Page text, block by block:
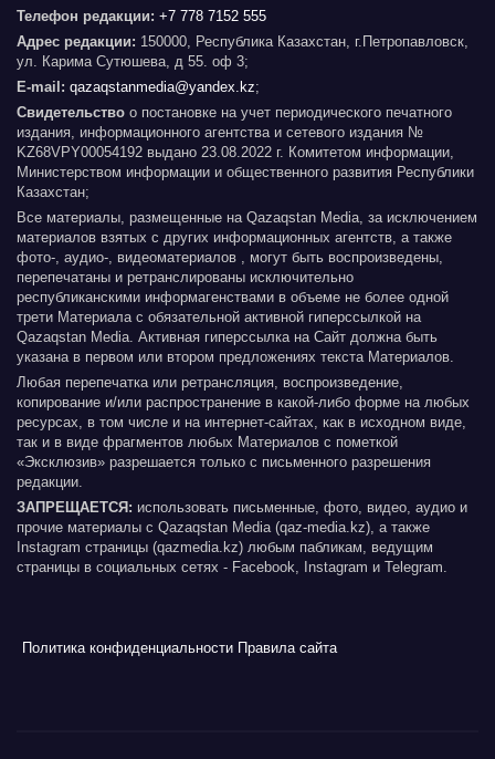
Телефон редакции: +7 778 7152 555
Адрес редакции: 150000, Республика Казахстан, г.Петропавловск,
ул. Карима Сутюшева, д 55. оф 3;
E-mail: qazaqstanmedia@yandex.kz;
Свидетельство о постановке на учет периодического печатного
издания, информационного агентства и сетевого издания №
KZ68VPY00054192 выдано 23.08.2022 г. Комитетом информации,
Министерством информации и общественного развития Республики
Казахстан;
Все материалы, размещенные на Qazaqstan Media, за исключением
материалов взятых с других информационных агентств, а также
фото-, аудио-, видеоматериалов , могут быть воспроизведены,
перепечатаны и ретранслированы исключительно
республиканскими информагенствами в объеме не более одной
трети Материала с обязательной активной гиперссылкой на
Qazaqstan Media. Активная гиперссылка на Сайт должна быть
указана в первом или втором предложениях текста Материалов.
Любая перепечатка или ретрансляция, воспроизведение,
копирование и/или распространение в какой-либо форме на любых
ресурсах, в том числе и на интернет-сайтах, как в исходном виде,
так и в виде фрагментов любых Материалов с пометкой
«Эксклюзив» разрешается только с письменного разрешения
редакции.
ЗАПРЕЩАЕТСЯ: использовать письменные, фото, видео, аудио и
прочие материалы с Qazaqstan Media (qaz-media.kz), а также
Instagram страницы (qazmedia.kz) любым пабликам, ведущим
страницы в социальных сетях - Facebook, Instagram и Telegram.
Политика конфиденциальности Правила сайта